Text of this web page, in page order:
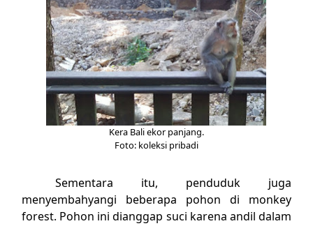
Kera Bali ekor panjang.
Foto: koleksi pribadi
Sementara itu, penduduk juga
menyembahyangi beberapa pohon di monkey
forest. Pohon ini dianggap suci karena andil dalam